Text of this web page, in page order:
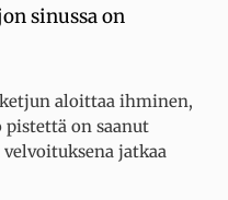
sinussa on
ketjun aloittaa ihminen,
on saanut
jatkaa